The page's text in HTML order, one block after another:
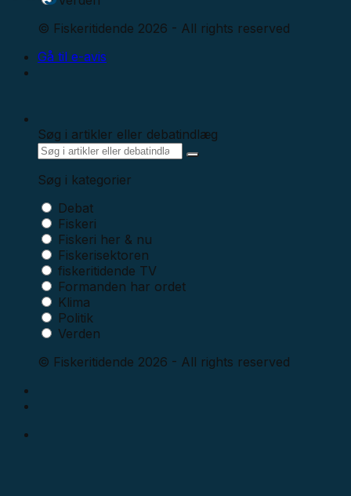
© Fiskeritidende 2026 - All rights reserved
Gå til e-avis
Søg i artikler eller debatindlæg
Søg i kategorier
Debat
Fiskeri
Fiskeri her & nu
Fiskerisektoren
fiskeritidende TV
Formanden har ordet
Klima
Politik
Verden
© Fiskeritidende 2026 - All rights reserved